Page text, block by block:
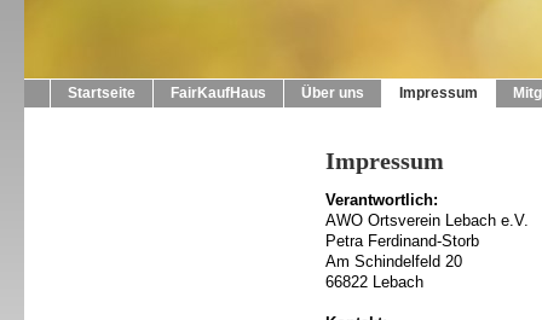
Startseite FairKaufHaus Über uns Impressum
Impressum
Verantwortlich:
AWO Ortsverein Lebach e.V.
Petra Ferdinand-Storb
Am Schindelfeld 20
66822 Lebach